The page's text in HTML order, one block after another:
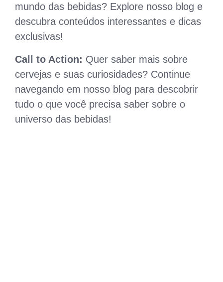
mundo das bebidas? Explore nosso blog e
descubra conteúdos interessantes e dicas
exclusivas!
Call to Action: Quer saber mais sobre
cervejas e suas curiosidades? Continue
navegando em nosso blog para descobrir
tudo o que você precisa saber sobre o
universo das bebidas!